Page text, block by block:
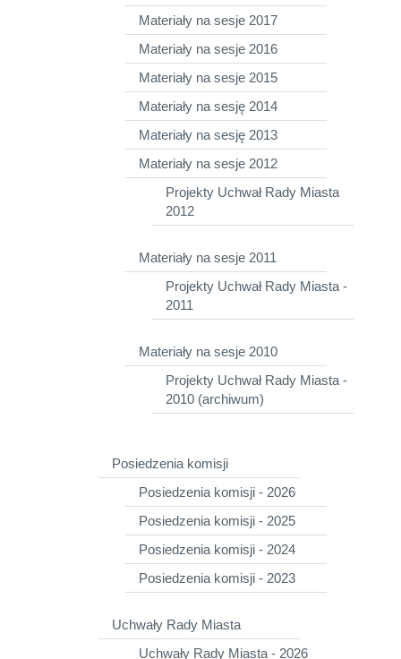
Materiały na sesje 2017
Materiały na sesje 2016
Materiały na sesje 2015
Materiały na sesję 2014
Materiały na sesję 2013
Materiały na sesje 2012
Projekty Uchwał Rady Miasta
2012
Materiały na sesje 2011
Projekty Uchwał Rady Miasta -
2011
Materiały na sesje 2010
Projekty Uchwał Rady Miasta -
2010 (archiwum)
Posiedzenia komisji
Posiedzenia komisji - 2026
Posiedzenia komisji - 2025
Posiedzenia komisji - 2024
Posiedzenia komisji - 2023
Uchwały Rady Miasta
Uchwały Rady Miasta - 2026